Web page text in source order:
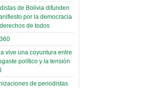
de Bolivia difunden
por la democracia
de todos
vive una coyuntura entre
político y la tensión
de periodistas